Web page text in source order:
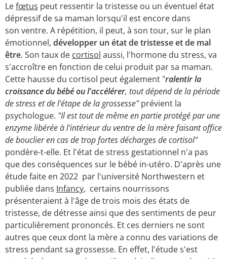
Lefœtus peut ressentir la tristesse ou un éventuel état
dépressif de sa maman lorsqu'il est encore dans
son ventre. A répétition, il peut, à son tour, sur le plan
émotionnel, développer un état de tristesse et de mal
être. Son taux de cortisol aussi, l'hormone du stress, va
s'accroître en fonction de celui produit par sa maman.
Cette hausse du cortisol peut également "ralentir la
croissance du bébé ou l'accélérer, tout dépend de la période
de stress et de l'étape de la grossesse"prévient la
psychologue. "Il est tout de même en partie protégé par une
enzyme libérée à l'intérieur du ventre de la mère faisant office
de bouclier en cas de trop fortes décharges de cortisol"
pondère-t-elle. Et l'état de stress gestationnel n'a pas
que des conséquences sur le bébé in-utéro. D'après une
étude faite en 2022 par l'université Northwestern et
publiée dans Infancy, certains nourrissons
présenteraient à l'âge de trois mois des états de
tristesse, de détresse ainsi que des sentiments de peur
particulièrement prononcés. Et ces derniers ne sont
autres que ceux dont la mère a connu des variations de
stress pendant sa grossesse. En effet, l'étude s'est